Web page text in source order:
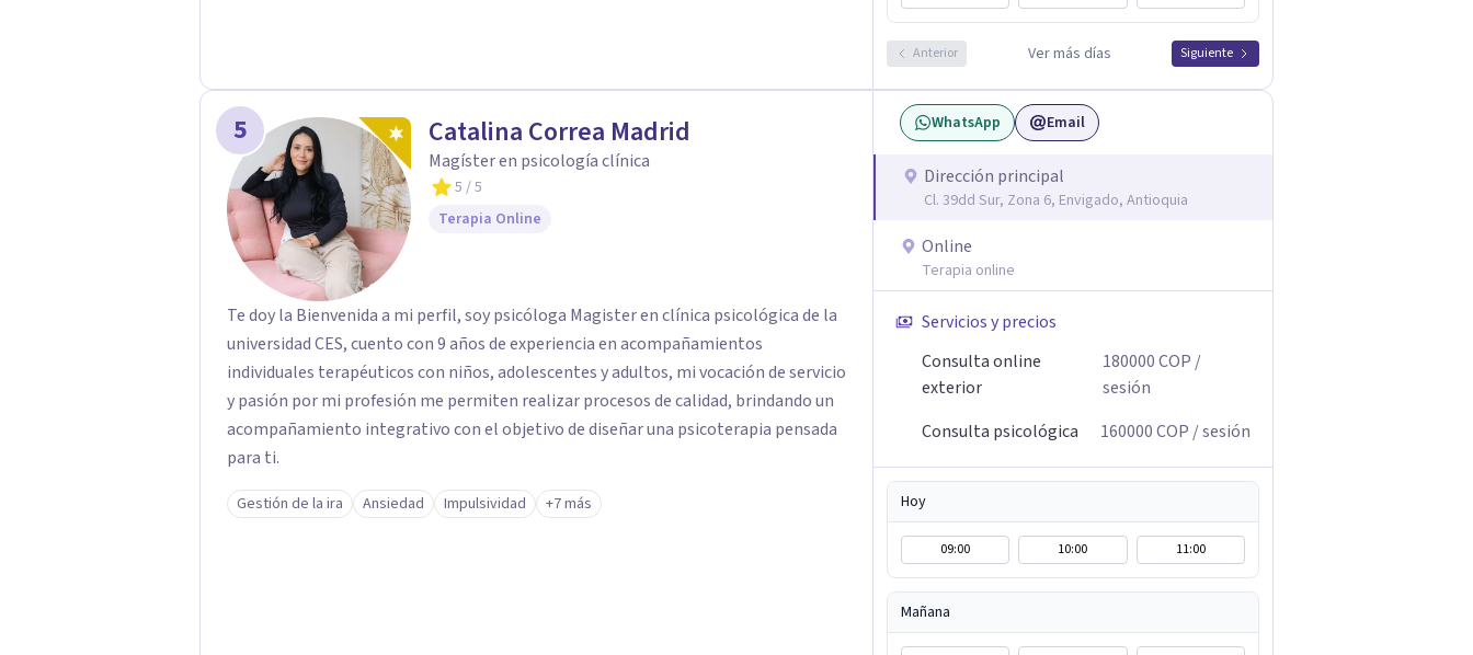
Anterior Ver más días Siguiente
5 Catalina Correa Madrid
Magíster en psicología clínica
5 / 5
Terapia Online
Te doy la Bienvenida a mi perfil, soy psicóloga Magister en clínica psicológica de la
universidad CES, cuento con 9 años de experiencia en acompañamientos
individuales terapéuticos con niños, adolescentes y adultos, mi vocación de servicio
y pasión por mi profesión me permiten realizar procesos de calidad, brindando un
acompañamiento integrativo con el objetivo de diseñar una psicoterapia pensada
para ti.
Gestión de la ira Ansiedad Impulsividad +7 más
WhatsApp Email
Dirección principal
Cl. 39dd Sur, Zona 6, Envigado, Antioquia
Online
Terapia online
Servicios y precios
Consulta online
exterior
180000COP /
sesión
Consulta psicológica
160000COP / sesión
Hoy
09:00 10:00 11:00
Mañana